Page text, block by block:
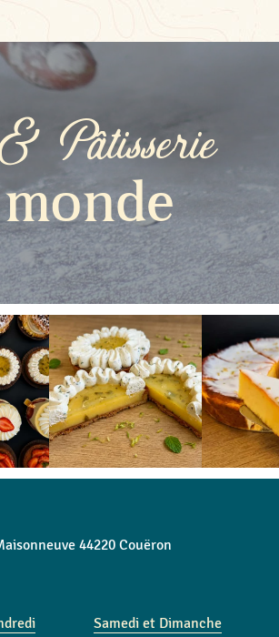
Pâtisserie
44220 Couëron
Samedi et Dimanche